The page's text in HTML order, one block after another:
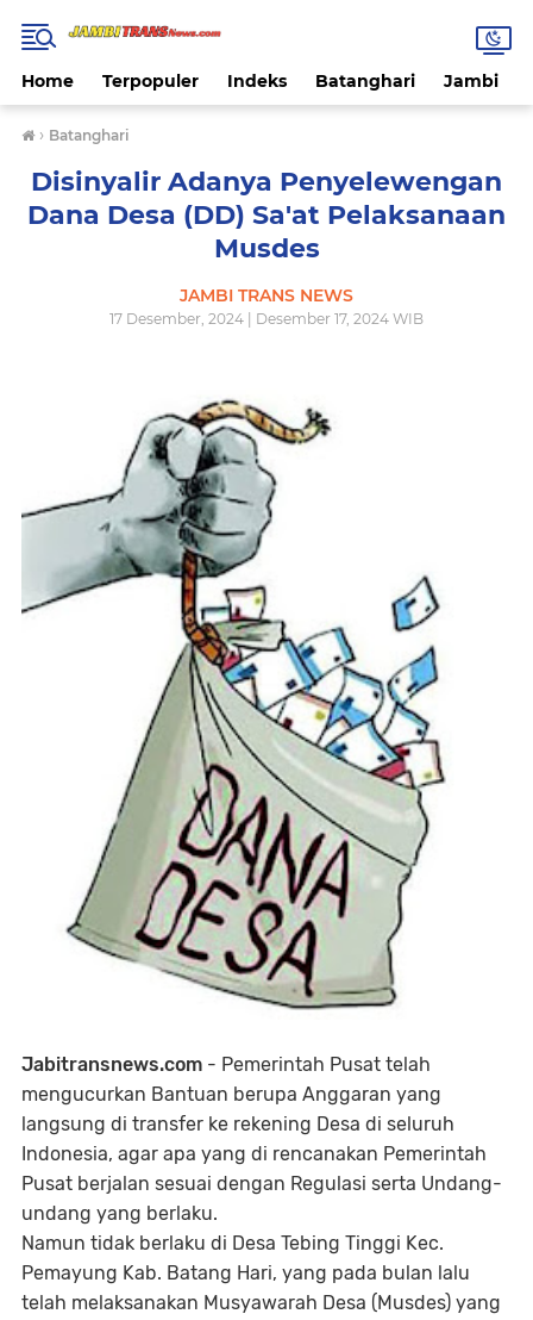
Home Terpopuler Indeks Batanghari Jambi
› Batanghari
Disinyalir Adanya Penyelewengan
Dana Desa (DD) Sa'at Pelaksanaan
Musdes
JAMBI TRANS NEWS
17 Desember, 2024 | Desember 17, 2024 WIB
Jabitransnews.com - Pemerintah Pusat telah
mengucurkan Bantuan berupa Anggaran yang
langsung di transfer ke rekening Desa di seluruh
Indonesia, agar apa yang di rencanakan Pemerintah
Pusat berjalan sesuai dengan Regulasi serta Undang-
undang yang berlaku.
Namun tidak berlaku di Desa Tebing Tinggi Kec.
Pemayung Kab. Batang Hari, yang pada bulan lalu
telah melaksanakan Musyawarah Desa (Musdes) yang